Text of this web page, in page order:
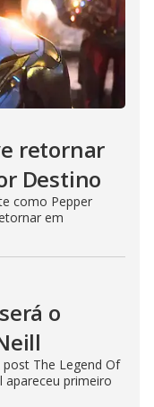
retornar
Destino
como Pepper
em
o
The Legend Of
apareceu primeiro